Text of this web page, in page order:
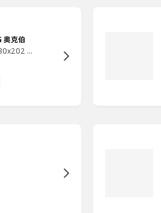
奥克伯
带板/玻璃门书柜, 40x30x202 厘米